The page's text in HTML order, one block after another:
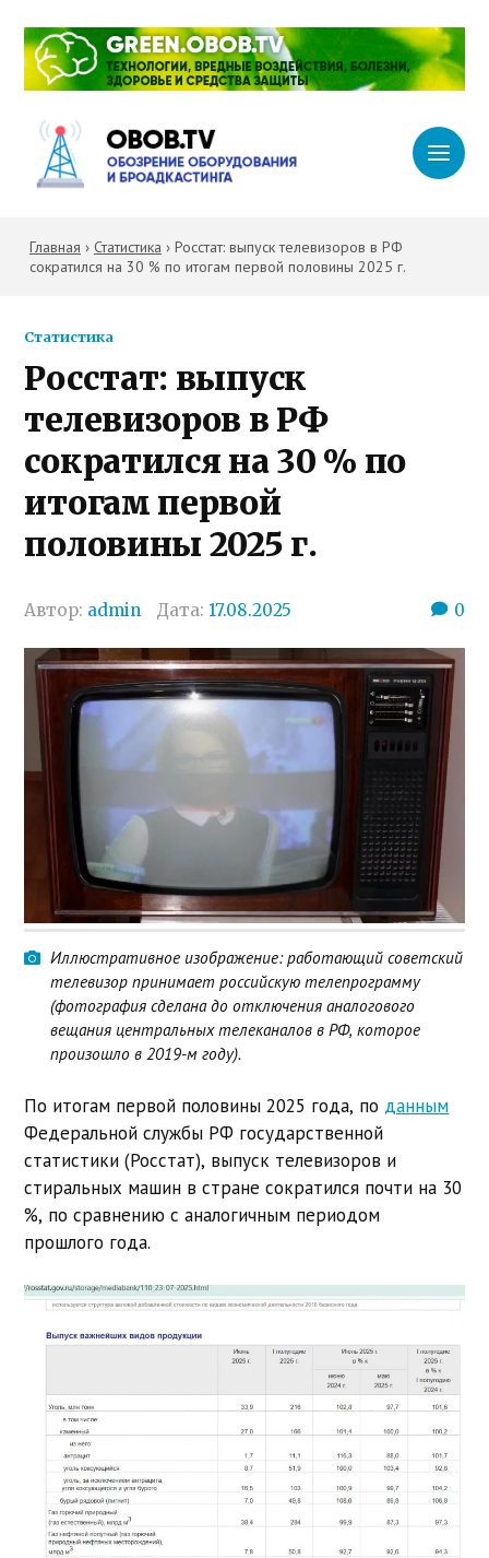
Главная › Статистика › Росстат: выпуск телевизоров в РФ
сократился на 30 % по итогам первой половины 2025 г.
Статистика
Росстат: выпуск
телевизоров в РФ
сократился на 30 % по
итогам первой
половины 2025 г.
Автор: admin Дата:17.08.2025 0
Иллюстративное изображение: работающий советский
телевизор принимает российскую телепрограмму
(фотография сделана до отключения аналогового
вещания центральных телеканалов в РФ, которое
произошло в 2019-м году).
По итогам первой половины 2025 года, по данным
Федеральной службы РФ государственной
статистики (Росстат), выпуск телевизоров и
стиральных машин в стране сократился почти на 30
%, по сравнению с аналогичным периодом
прошлого года.